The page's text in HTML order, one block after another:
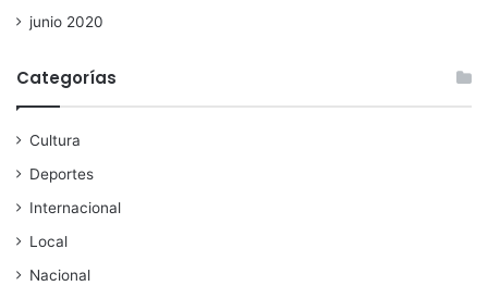
junio 2020
Categorías
Cultura
Deportes
Internacional
Local
Nacional